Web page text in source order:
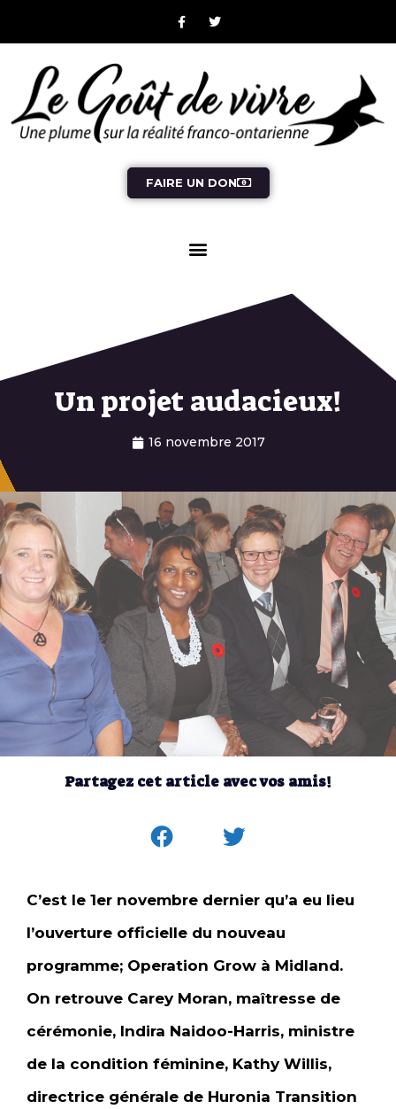
FAIRE UN DON
Un projet audacieux!
16 novembre 2017
Partagez cet article avec vos amis!
C’est le 1er novembre dernier qu’a eu lieu
l’ouverture officielle du nouveau
programme; Operation Grow à Midland.
On retrouve Carey Moran, maîtresse de
cérémonie, Indira Naidoo-Harris, ministre
de la condition féminine, Kathy Willis,
directrice générale de Huronia Transition